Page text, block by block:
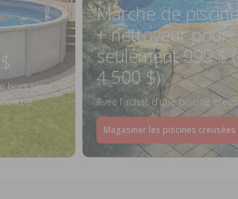
hors terre
luxe
Marche de
+ nettoyeur pour
seulement 999 $
4 500 $)
Avec l’achat d’une piscine
Magasiner les piscines creusées